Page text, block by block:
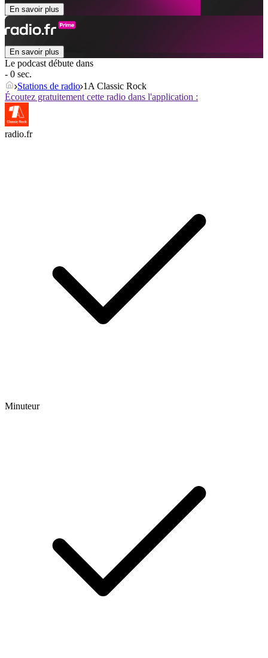
En savoir plus
En savoir plus
Le podcast débute dans
- 0 sec.
Stations de radio 1A Classic Rock
Écoutez gratuitement cette radio dans l'application :
radio.fr
Minuteur